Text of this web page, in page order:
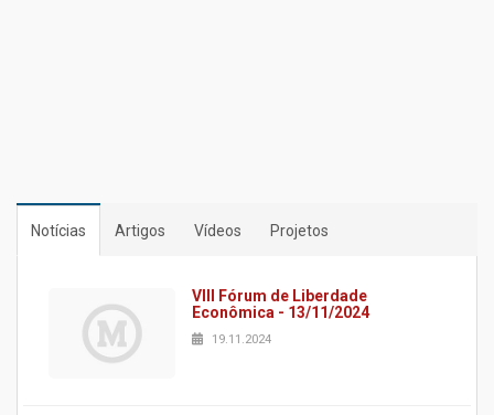
Notícias Artigos Vídeos Projetos
VIII Fórum de Liberdade
Econômica - 13/11/2024
19.11.2024